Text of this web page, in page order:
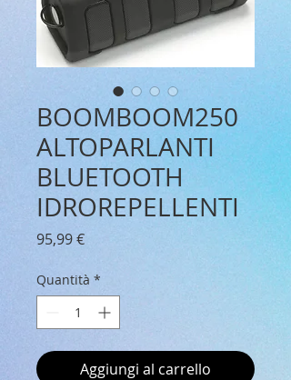
BOOMBOOM250
ALTOPARLANTI
BLUETOOTH
IDROREPELLENTI
95,99 €Prezzo
Quantità *
Aggiungi al carrello